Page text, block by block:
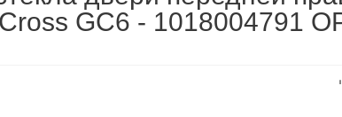
GC6 - 1018004791